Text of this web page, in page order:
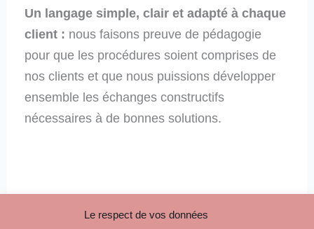
Le respect de vos données
Un langage simple, clair et adapté à chaque
client : nous faisons preuve de pédagogie
pour que les procédures soient comprises de
nos clients et que nous puissions développer
ensemble les échanges constructifs
nécessaires à de bonnes solutions.
Nous contacter